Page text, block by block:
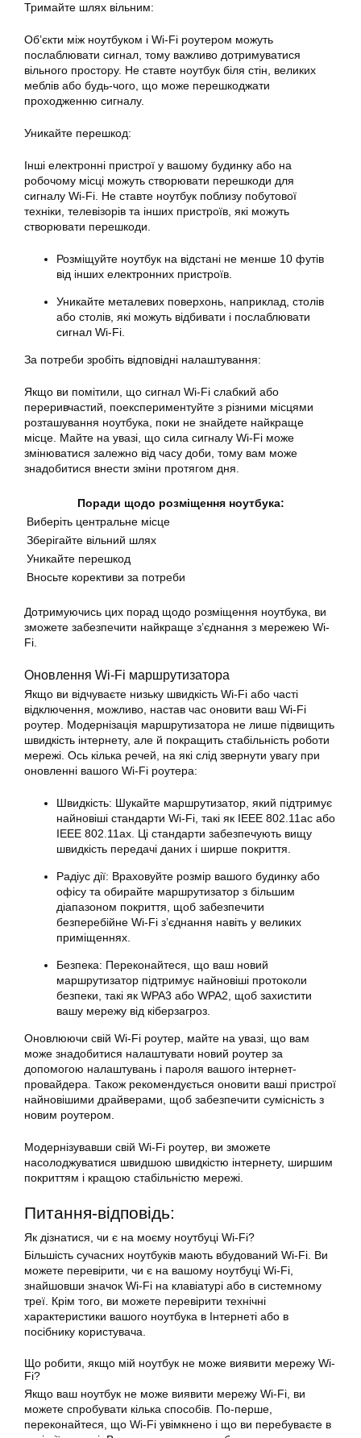
Тримайте шлях вільним:
Об’єкти між ноутбуком і Wi-Fi роутером можуть
послаблювати сигнал, тому важливо дотримуватися
вільного простору. Не ставте ноутбук біля стін, великих
меблів або будь-чого, що може перешкоджати
проходженню сигналу.
Уникайте перешкод:
Інші електронні пристрої у вашому будинку або на
робочому місці можуть створювати перешкоди для
сигналу Wi-Fi. Не ставте ноутбук поблизу побутової
техніки, телевізорів та інших пристроїв, які можуть
створювати перешкоди.
Розміщуйте ноутбук на відстані не менше 10 футів
від інших електронних пристроїв.
Уникайте металевих поверхонь, наприклад, столів
або столів, які можуть відбивати і послаблювати
сигнал Wi-Fi.
За потреби зробіть відповідні налаштування:
Якщо ви помітили, що сигнал Wi-Fi слабкий або
переривчастий, поекспериментуйте з різними місцями
розташування ноутбука, поки не знайдете найкраще
місце. Майте на увазі, що сила сигналу Wi-Fi може
змінюватися залежно від часу доби, тому вам може
знадобитися внести зміни протягом дня.
Поради щодо розміщення ноутбука:
Виберіть центральне місце
Зберігайте вільний шлях
Уникайте перешкод
Вносьте корективи за потреби
Дотримуючись цих порад щодо розміщення ноутбука, ви
зможете забезпечити найкраще з’єднання з мережею Wi-
Fi.
Оновлення Wi-Fi маршрутизатора
Якщо ви відчуваєте низьку швидкість Wi-Fi або часті
відключення, можливо, настав час оновити ваш Wi-Fi
роутер. Модернізація маршрутизатора не лише підвищить
швидкість інтернету, але й покращить стабільність роботи
мережі. Ось кілька речей, на які слід звернути увагу при
оновленні вашого Wi-Fi роутера:
Швидкість: Шукайте маршрутизатор, який підтримує
найновіші стандарти Wi-Fi, такі як IEEE 802.11ac або
IEEE 802.11ax. Ці стандарти забезпечують вищу
швидкість передачі даних і ширше покриття.
Радіус дії: Враховуйте розмір вашого будинку або
офісу та обирайте маршрутизатор з більшим
діапазоном покриття, щоб забезпечити
безперебійне Wi-Fi з’єднання навіть у великих
приміщеннях.
Безпека: Переконайтеся, що ваш новий
маршрутизатор підтримує найновіші протоколи
безпеки, такі як WPA3 або WPA2, щоб захистити
вашу мережу від кіберзагроз.
Оновлюючи свій Wi-Fi роутер, майте на увазі, що вам
може знадобитися налаштувати новий роутер за
допомогою налаштувань і пароля вашого інтернет-
провайдера. Також рекомендується оновити ваші пристрої
найновішими драйверами, щоб забезпечити сумісність з
новим роутером.
Модернізувавши свій Wi-Fi роутер, ви зможете
насолоджуватися швидшою швидкістю інтернету, ширшим
покриттям і кращою стабільністю мережі.
Питання-відповідь:
Як дізнатися, чи є на моєму ноутбуці Wi-Fi?
Більшість сучасних ноутбуків мають вбудований Wi-Fi. Ви
можете перевірити, чи є на вашому ноутбуці Wi-Fi,
знайшовши значок Wi-Fi на клавіатурі або в системному
треї. Крім того, ви можете перевірити технічні
характеристики вашого ноутбука в Інтернеті або в
посібнику користувача.
Що робити, якщо мій ноутбук не може виявити мережу Wi-
Fi?
Якщо ваш ноутбук не може виявити мережу Wi-Fi, ви
можете спробувати кілька способів. По-перше,
переконайтеся, що Wi-Fi увімкнено і що ви перебуваєте в